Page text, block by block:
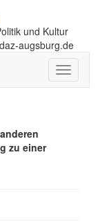
und Kultur
augsburg.de
Toggle
zu einer